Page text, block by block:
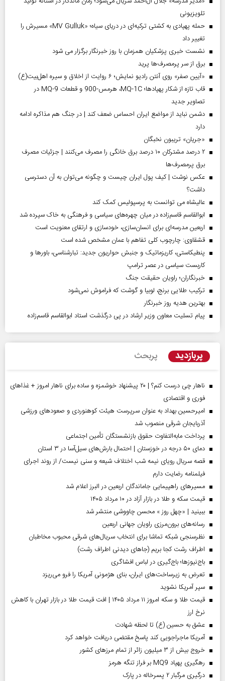
تلویزیونی
حمله پهپادی به کشتی ترکیه‌ای در دریای سیاه؛ «MV Gulluk» مسیرش را
تغییر داد
نشست خبری پزشکیان همزمان با روز خبرنگار برگزار می شود
برق از سر پرمصرف‌ها پرید
«آیین صفر» روی آنتن رادیو نمایش؛ ۶ روایت از اخلاق و سیره اهل‌بیت(ع)
قاب تازه از شکار پهپادها؛ MQ-1C، هرمس-900 و قطعات MQ-9 در
تصاویر جدید
دشمن نباید از مواضع ایران احساس ضعف کند | در جنگ هم مذاکره ادامه
دارد
«جریان» تریبون نخبگان
۲ درصد مشترکان ۱۰ درصد برق خانگی را مصرف می‌کنند | جزئیات مصرف
برق پرمصرف‌ها
عکس نوشت | کیف پول ایران چیست و چگونه می‌توان به آن دسترسی
داشت؟
عالیشاه می توانست به پرسپولیس کمک کند
ابوالقاسم قاسم‌زاده در میان چهره‌های سیاسی و فرهنگی به خاک سپرده شد
اربعین مدرسه‌ای برای انسان‌سازی، خودسازی و ارتقای معنویت است
قشقاوی: چارچوب کلی تفاهم با عمان مشخص شده است
پنطیکاستی، کاریزماتیک و جنبش حواریون جدید: تبارشناسی، باور‌ها و
کاربست سیاسی در عصر ترامپ
خبرنگاران؛ راویان حقیقت جنگ
ترکیب طلایی برنج، لوبیا و گوشت که فراموش نمی‌شود
بهترین هدیه روز خبرنگار
پیام تسلیت معاون وزیر ارشاد در پی درگذشت استاد ابوالقاسم قاسم‌زاده
پربازدید پربحث
ناهار چی درست کنم؟ | ۲۰ پیشنهاد خوشمزه و ساده برای ناهار امروز + غذاهای
فوری و اقتصادی
امیرحسین بهداد به عنوان سرپرست هیئت کوهنوردی و صعودهای ورزشی
آذربایجان شرقی منصوب شد
پرداخت مابه‌التفاوت حقوق بازنشستگان تأمین اجتماعی
دمای ۵۰ درجه در خوزستان | احتمال بارش‌های سیل‌آسا در ۳ استان
قصه سریال رویای نیمه شب اختلاف شیعه و سنی نیست/ از روند اجرای
فیلمنامه رضایت دارم
مسیر‌های راهپیمایی جاماندگان اربعین در البرز اعلام شد
قیمت سکه و طلا در بازار آزاد در ۱۰ مرداد ۱۴۰۵
ببینید | «چهل روز » محسن چاووشی منتشر شد
رسانه‌های برون‌مرزی راویان جهانی اربعین
نظرسنجی شبکه تماشا برای انتخاب سریال‌های شرقی محبوب مخاطبان
اطراف رشت کجا بریم (جاهای دیدنی اطراف رشت)
باج‌نیوزها؛ باج‌گیری در لباس افشاگری
تعرض به زیرساخت‌های ایران، بنای هژمونی آمریکا را فرو می‌ریزد
سپر آمریکا نشوید
قیمت طلا و سکه امروز ۱۱ مرداد ۱۴۰۵ | افت قیمت طلا در بازار تهران با کاهش
نرخ ارز
عشق به حسین (ع) تا لحظه شهادت
آمریکا ماجراجویی کند پاسخ مقتضی دریافت خواهد کرد
خروج بیش از ۳ میلیون زائر از تمام مرز‌های کشور
رهگیری پهپاد MQ9 بر فراز تنگه هرمز
درگیری مرگبار ۲ پسرخاله در پارک